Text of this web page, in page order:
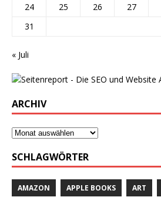
24
25 26 27
31
« Juli
ARCHIV
SCHLAGWÖRTER
AMAZON APPLE BOOKS ART